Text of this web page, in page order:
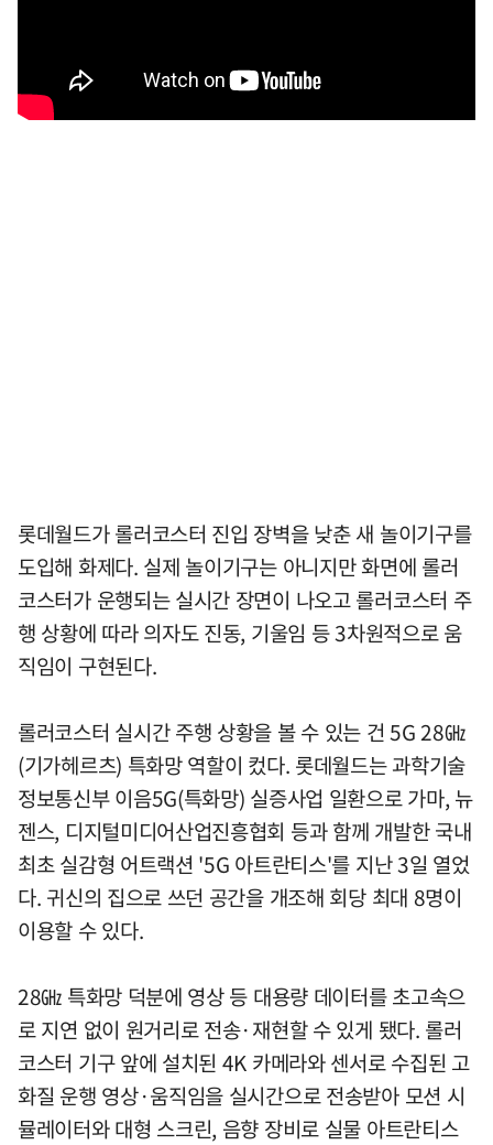
롯데월드가 롤러코스터 진입 장벽을 낮춘 새 놀이기구를
도입해 화제다. 실제 놀이기구는 아니지만 화면에 롤러
코스터가 운행되는 실시간 장면이 나오고 롤러코스터 주
행 상황에 따라 의자도 진동, 기울임 등 3차원적으로 움
직임이 구현된다.
롤러코스터 실시간 주행 상황을 볼 수 있는 건 5G 28㎓
(기가헤르츠) 특화망 역할이 컸다. 롯데월드는 과학기술
정보통신부 이음5G(특화망) 실증사업 일환으로 가마, 뉴
젠스, 디지털미디어산업진흥협회 등과 함께 개발한 국내
최초 실감형 어트랙션 '5G 아트란티스'를 지난 3일 열었
다. 귀신의 집으로 쓰던 공간을 개조해 회당 최대 8명이
이용할 수 있다.
28㎓ 특화망 덕분에 영상 등 대용량 데이터를 초고속으
로 지연 없이 원거리로 전송·재현할 수 있게 됐다. 롤러
코스터 기구 앞에 설치된 4K 카메라와 센서로 수집된 고
화질 운행 영상·움직임을 실시간으로 전송받아 모션 시
뮬레이터와 대형 스크린, 음향 장비로 실물 아트란티스